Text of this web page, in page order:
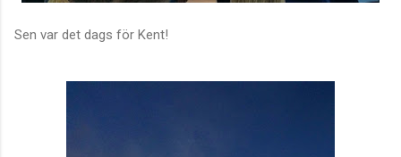
Sen var det dags för Kent!